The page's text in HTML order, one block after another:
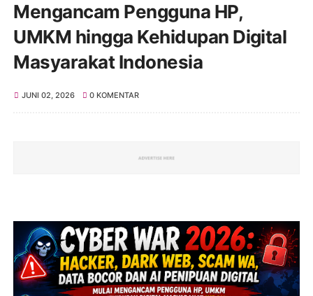
Mengancam Pengguna HP,
UMKM hingga Kehidupan Digital
Masyarakat Indonesia
JUNI 02, 2026 0 KOMENTAR